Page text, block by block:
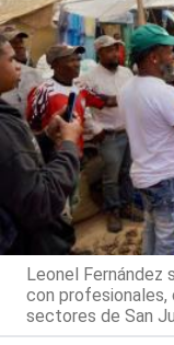
Leonel Fernández
con profesionales,
sectores de San